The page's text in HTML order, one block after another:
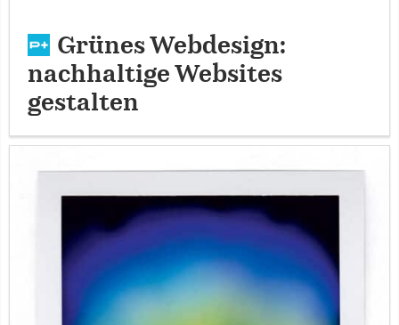
Grünes Webdesign:
nachhaltige Websites
gestalten